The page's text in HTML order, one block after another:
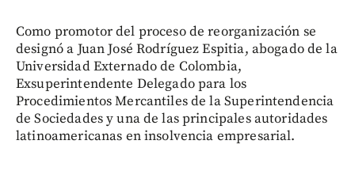
Como promotor del proceso de reorganización se
designó a Juan José Rodríguez Espitia, abogado de la
Universidad Externado de Colombia,
Exsuperintendente Delegado para los
Procedimientos Mercantiles de la Superintendencia
de Sociedades y una de las principales autoridades
latinoamericanas en insolvencia empresarial.